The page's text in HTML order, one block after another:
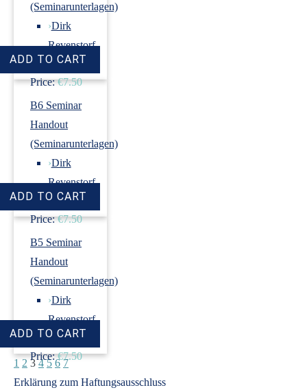
(Seminarunterlagen)
›Dirk
Revenstorf
Price: €7.50
B6 Seminar
Handout
(Seminarunterlagen)
›Dirk
Revenstorf
Price: €7.50
B5 Seminar
Handout
(Seminarunterlagen)
›Dirk
Revenstorf
Price: €7.50
1 2 3 4 5 6 7
Erklärung zum Haftungsausschluss